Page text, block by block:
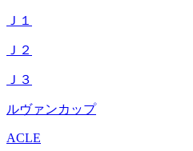
Ｊ１
Ｊ２
Ｊ３
ルヴァンカップ
ACLE